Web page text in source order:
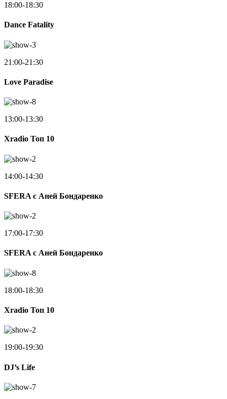
18:00-18:30
Dance Fatality
21:00-21:30
Love Paradise
13:00-13:30
Xradio Топ 10
14:00-14:30
SFERA с Аней Бондаренко
17:00-17:30
SFERA с Аней Бондаренко
18:00-18:30
Xradio Топ 10
19:00-19:30
DJ’s Life